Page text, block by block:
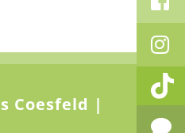
Coesfeld |